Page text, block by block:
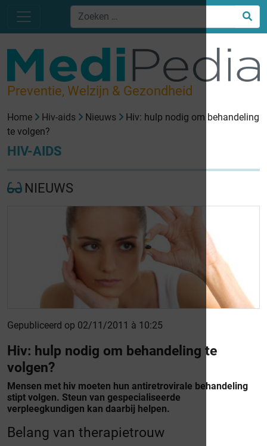
Preventie, Welzijn & Gezondheid
Home Hiv-aids Nieuws
Hiv: hulp nodig om behandeling
te volgen?
HIV-AIDS
NIEUWS
Gepubliceerd op 02/11/2011 à 10:25
Hiv: hulp nodig om behandeling te
volgen?
Mensen met hiv moeten hun antiretrovirale behandeling
stipt volgen. Steun van gespecialiseerde
verpleegkundigen kan daarbij helpen.
Belang van therapietrouw